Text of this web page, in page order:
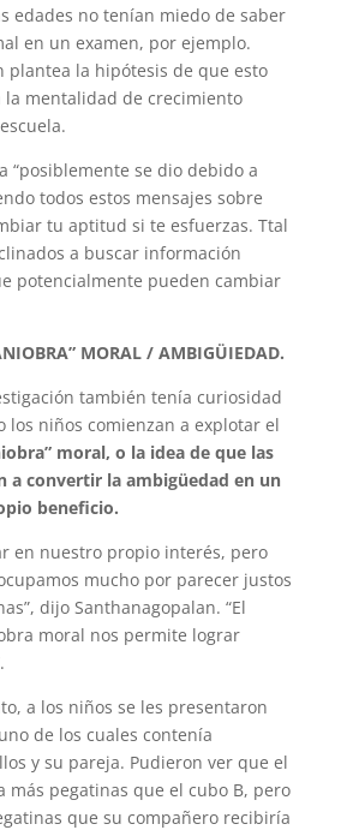
edades no tenían miedo de saber
en un examen, por ejemplo.
plantea la hipótesis de que esto
la mentalidad de crecimiento
“posiblemente se dio debido a
todos estos mensajes sobre
tu aptitud si te esfuerzas. Ttal
a buscar información
potencialmente pueden cambiar
MORAL / AMBIGÜIEDAD.
también tenía curiosidad
los niños comienzan a explotar el
moral, o la idea de que las
a convertir la ambigüedad en un
beneficio.
en nuestro propio interés, pero
mucho por parecer justos
dijo Santhanagopalan. “El
moral nos permite lograr
a los niños se les presentaron
de los cuales contenía
y su pareja. Pudieron ver que el
más pegatinas que el cubo B, pero
que su compañero recibiría